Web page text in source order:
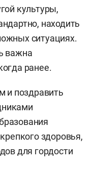
культуры,
находить
ситуациях.
важна
ранее.
и поздравить
здоровья,
для гордости